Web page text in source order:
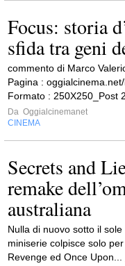
Focus: storia
sfida tra geni
commento di Marco
Pagina :
Formato : 250X250_Post
Da Oggialcinemanet
CINEMA
Secrets and
remake
australiana
Nulla di nuovo sotto il
miniserie colpisce solo
Revenge ed Once Upon...